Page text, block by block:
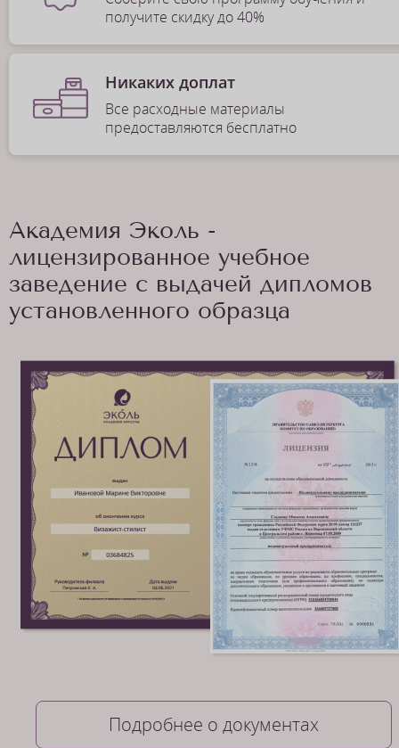
получите скидку до 40%
Никаких доплат
Все расходные материалы
предоставляются бесплатно
Академия Эколь -
лицензированное учебное
заведение с выдачей дипломов
установленного образца
Подробнее о документах